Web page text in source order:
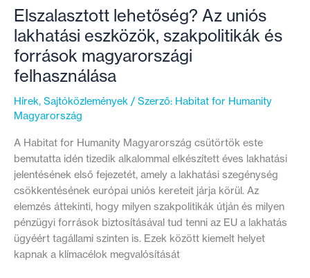
az
új
napelemes
pályázatot!
Elszalasztott lehetőség? Az uniós
lakhatási eszközök, szakpolitikák és
források magyarországi
felhasználása
Hírek, Sajtóközlemények / Szerző: Habitat for Humanity
Magyarország
A Habitat for Humanity Magyarország csütörtök este
bemutatta idén tizedik alkalommal elkészített éves lakhatási
jelentésének első fejezetét, amely a lakhatási szegénység
csökkentésének európai uniós kereteit járja körül. Az
elemzés áttekinti, hogy milyen szakpolitikák útján és milyen
pénzügyi források biztosításával tud tenni az EU a lakhatás
ügyéért tagállami szinten is. Ezek között kiemelt helyet
kapnak a klímacélok megvalósítását